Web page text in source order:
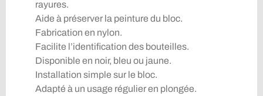
rayures.
Aide à préserver la peinture du bloc.
Fabrication en nylon.
Facilite l’identification des bouteilles.
Disponible en noir, bleu ou jaune.
Installation simple sur le bloc.
Adapté à un usage régulier en plongée.